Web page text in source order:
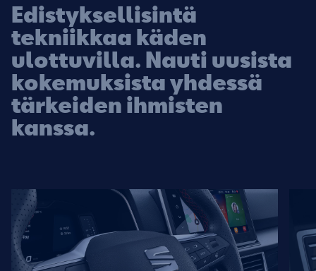
Edistyksellisintä
tekniikkaa käden
ulottuvilla. Nauti uusista
kokemuksista yhdessä
tärkeiden ihmisten
kanssa.